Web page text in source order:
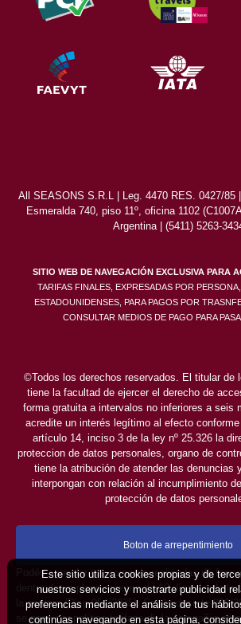
All SEASONS S.R.L | Leg. 4470 RES. 0427/85
Esmeralda 740, piso 11º, oficina 1102
Argentina | (5411) 5263-
SITIO WEB DE NAVEGACIÓN EXCLUSIVA PARA
TARIFAS FINALES, EXPRESADAS POR
ESTADOUNIDENSES, PARA PAGOS POR
CONSULTAR MEDIOS DE PAGO PARA
©Todos los derechos reservados. El titular de
tiene la facultad de ejercer el derecho de
forma gratuita a intervalos no inferiores a seis
acredite un interés legítimo al efecto
artículo 14, inciso 3 de la ley nº 25.326 la
proteccion de datos personales, organo de
tiene la atribución de atender las denuncias
interpongan con relación al incumplimiento
protección de datos
Boton de arrepentimiento
Podés cancelar tus compras realizadas de
dentro de un plazo máximo de 10 días desde la
la compra (Disp.954/2025). Según decreto 809/
se rigen por política tarifaria de la compañía
Este sitio utiliza cookies propias y de
nuestros servicios y mostrarte publicidad
preferencias mediante el análisis de tus
continúas navegando en esta página,